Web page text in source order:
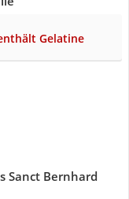
Gelatine
Sanct Bernhard